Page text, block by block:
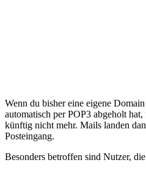
Wenn du bisher eine eigene
automatisch per POP3 abgeholt
künftig nicht mehr. Mails landen
Posteingang.
Besonders betroffen sind Nutzer,